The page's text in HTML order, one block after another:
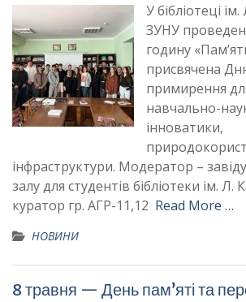
У бібліотеці
ЗУНУ
годину
присвячена
примирення
навчально-
інноватики,
інфраструктури. Модератор –
залу для студентів бібліотеки ім.
куратор гр. АГР-11,12 Read More …
НОВИНИ
8 травня — День пам’яті та